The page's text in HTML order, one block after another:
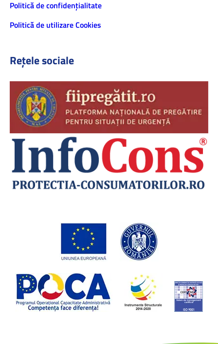
Politică de confidenţialitate
Politică de utilizare Cookies
Rețele sociale